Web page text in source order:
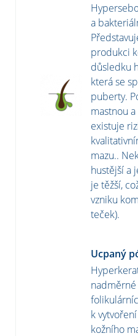
a
produkci
důsledku
která se
puberty.
mastnou
existuje
mazu..
hustější a
je těžší,
vzniku
teček).
Ucpaný
k
kožního